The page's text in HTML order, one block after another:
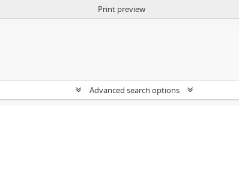
Print preview
Advanced search options